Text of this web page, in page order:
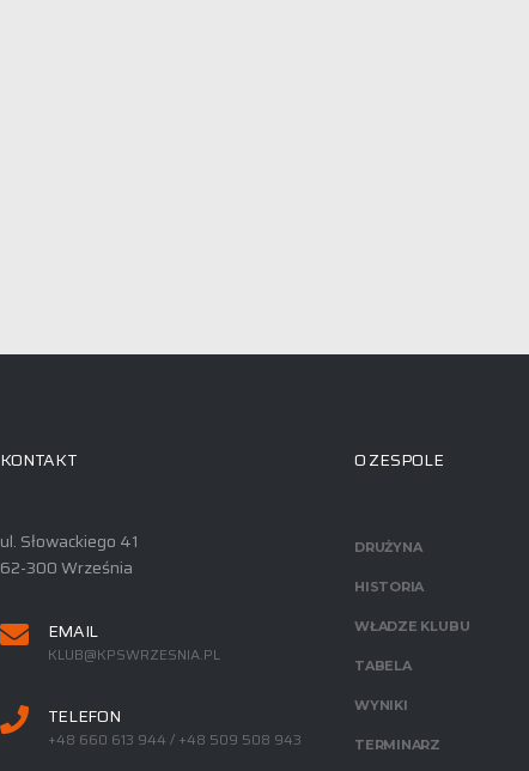
KONTAKT
ul. Słowackiego 41
62-300 Września
EMAIL
KLUB@KPSWRZESNIA.PL
TELEFON
+48 660 613 944 / +48 509 508 943
O ZESPOLE
DRUŻYNA
HISTORIA
WŁADZE KLUBU
TABELA
WYNIKI
TERMINARZ